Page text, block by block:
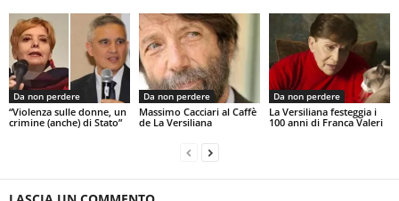
Da non perdere
“Violenza sulle donne, un
crimine (anche) di Stato”
Da non perdere
Massimo Cacciari al Caffè
de La Versiliana
Da non perdere
La Versiliana festeggia i
100 anni di Franca Valeri